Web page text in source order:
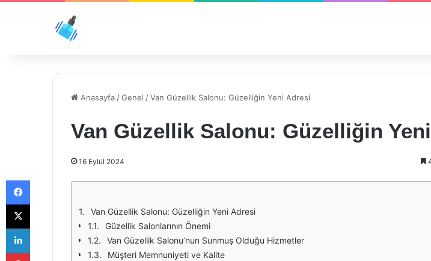
Anasayfa /Genel /Van Güzellik Salonu: Güzelliğin Yeni Adresi
Van Güzellik Salonu: Güzelliğin
16 Eylül 2024
Van Güzellik Salonu: Güzelliğin Yeni Adresi
Güzellik Salonlarının Önemi
Van Güzellik Salonu’nun Sunmuş Olduğu Hizmetler
Müşteri Memnuniyeti ve Kalite
Facebook
X
LinkedIn
Pinterest